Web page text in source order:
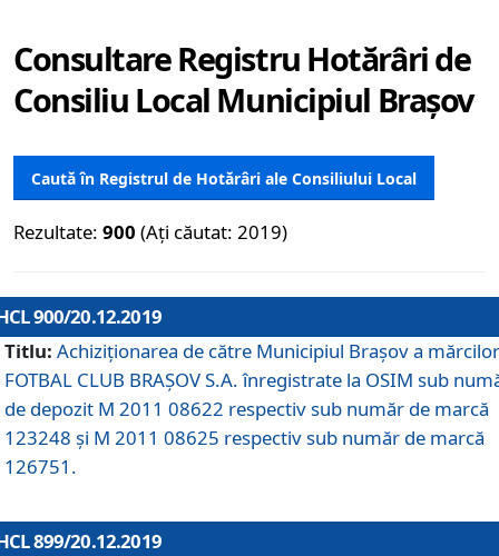
Consultare Registru Hotărâri de
Consiliu Local Municipiul Brașov
Caută în Registrul de Hotărâri ale Consiliului Local
Rezultate: 900 (Ați căutat: 2019)
900/20.12.2019
Titlu: Achiziționarea de către Municipiul Brașov a mărcilor
FOTBAL CLUB BRAȘOV S.A. înregistrate la OSIM sub
de depozit M 2011 08622 respectiv sub număr de marcă
123248 și M 2011 08625 respectiv sub număr de marcă
126751.
899/20.12.2019